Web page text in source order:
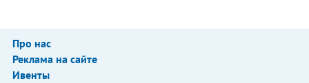
Про нас
Реклама на сайте
Ивенты